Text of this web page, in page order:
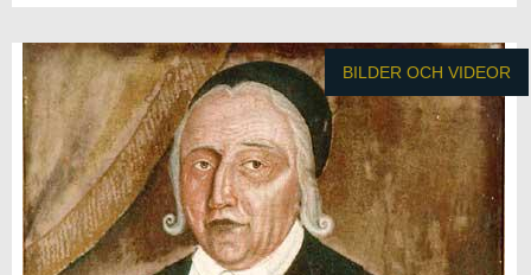
BILDER OCH VIDEOR